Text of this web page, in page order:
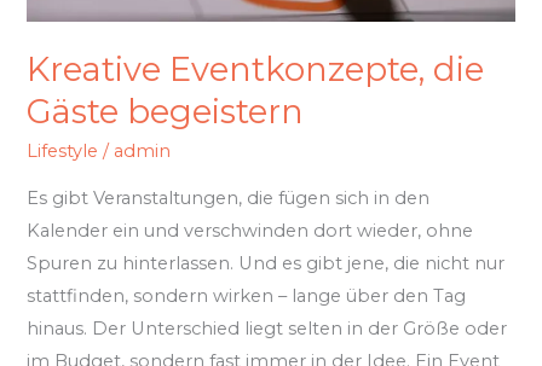
Kreative Eventkonzepte, die
Gäste begeistern
Lifestyle / admin
Es gibt Veranstaltungen, die fügen sich in den
Kalender ein und verschwinden dort wieder, ohne
Spuren zu hinterlassen. Und es gibt jene, die nicht nur
stattfinden, sondern wirken – lange über den Tag
hinaus. Der Unterschied liegt selten in der Größe oder
im Budget, sondern fast immer in der Idee. Ein Event